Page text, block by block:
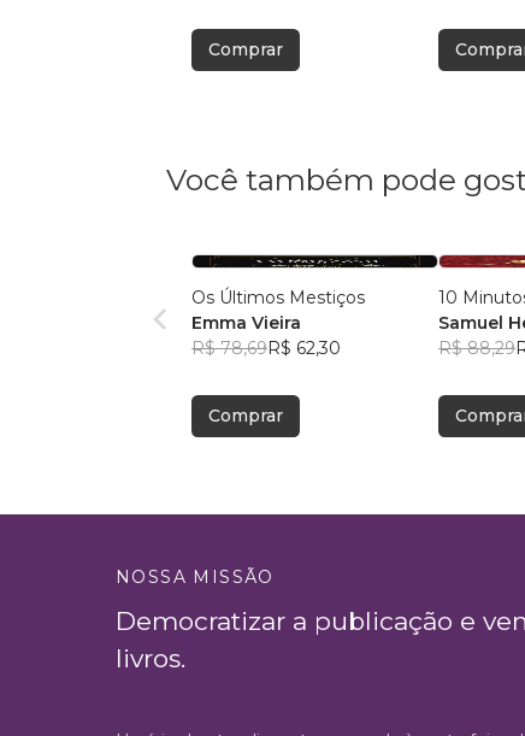
Comprar
Você também pode
Os Últimos Mestiços
Emma Vieira
R$ 78,69R$ 62,30
Comprar
10
Samuel
R$ 88,29
NOSSA MISSÃO
Democratizar a publicação e
livros.